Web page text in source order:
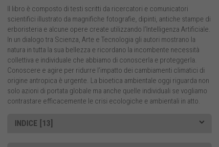
Il libro è composto di testi scritti da ricercatori e comunicatori
scientifici illustrato da magnifiche fotografie, dipinti, antiche stampe di
erboristeria e alcune opere create utilizzando l’Intelligenza Artificiale.
In un dialogo tra Scienza, Arte e Tecnologia gli autori mostrano la
natura in tutta la sua bellezza e ricordano la incombente necessità
collettiva e individuale che abbiamo di conoscerla e proteggerla.
Conoscere e agire per ridurre l’impatto dei cambiamenti climatici di
origine antropica è urgente. La bioetica ambientale oggi riguarda non
solo azioni di portata globale ma anche quelle individuali se vogliamo
contrastare efficacemente le crisi ecologiche e ambientali in atto.
INDICE [13]